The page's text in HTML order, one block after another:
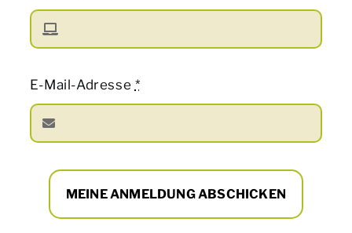
E-Mail-Adresse *
MEINE ANMELDUNG ABSCHICKEN